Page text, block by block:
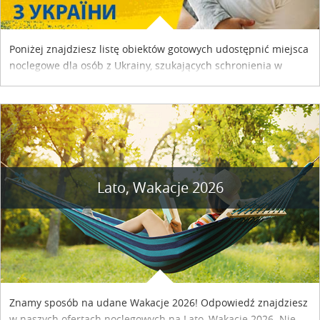
Poniżej znajdziesz listę obiektów gotowych udostępnić miejsca
noclegowe dla osób z Ukrainy, szukających schronienia w
Lato, Wakacje 2026
Znamy sposób na udane Wakacje 2026! Odpowiedź znajdziesz